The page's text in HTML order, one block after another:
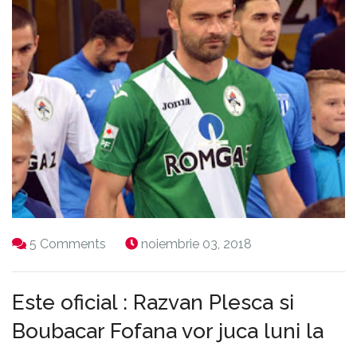
5 Comments noiembrie 03, 2018
Este oficial : Razvan Plesca si
Boubacar Fofana vor juca luni la